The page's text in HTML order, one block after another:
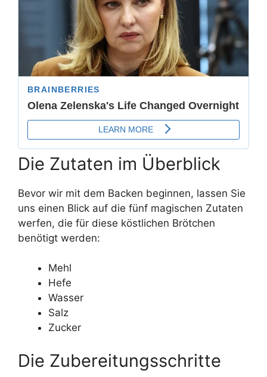
Die Zutaten im Überblick
Bevor wir mit dem Backen beginnen, lassen Sie
uns einen Blick auf die fünf magischen Zutaten
werfen, die für diese köstlichen Brötchen
benötigt werden:
Mehl
Hefe
Wasser
Salz
Zucker
Die Zubereitungsschritte